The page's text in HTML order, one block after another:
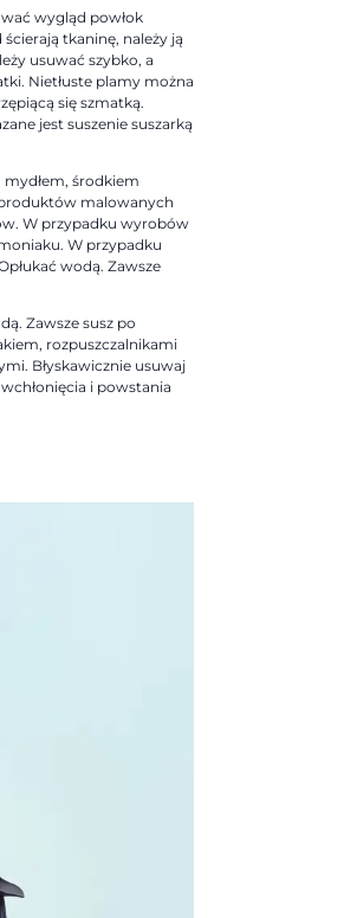
wygląd powłok
tkaninę, należy ją
usuwać szybko, a
Nietłuste plamy można
się szmatką.
jest suszenie suszarką
mydłem, środkiem
malowanych
W przypadku wyrobów
W przypadku
wodą. Zawsze
Zawsze susz po
rozpuszczalnikami
Błyskawicznie usuwaj
i powstania